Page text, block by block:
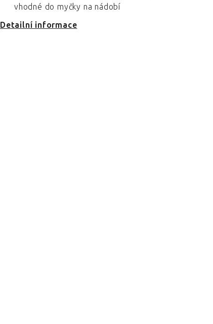
vhodné do myčky na nádobí
Detailní informace